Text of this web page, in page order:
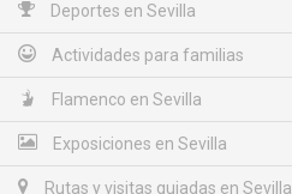
Deportes en Sevilla
Actividades para familias
Flamenco en Sevilla
Exposiciones en Sevilla
Rutas y visitas guiadas en Sevilla